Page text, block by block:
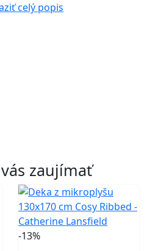
celý popis
zaujímať
-13%